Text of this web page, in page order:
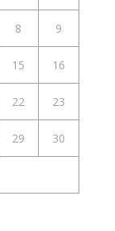
8 9
15 16
22 23
29 30